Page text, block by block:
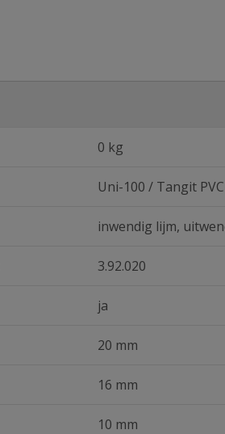
0 kg
Uni-100 / Tangit
inwendig lijm,
3.92.020
ja
20 mm
16 mm
10 mm